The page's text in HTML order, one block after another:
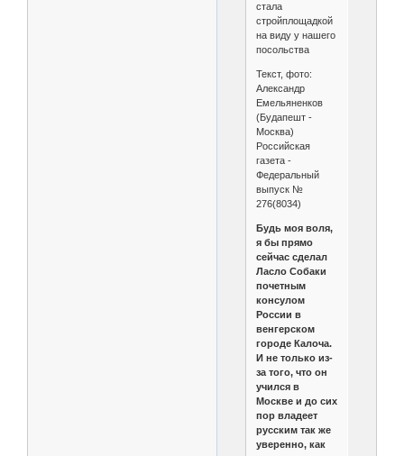
стала
стройплощадкой
на виду у нашего
посольства
Текст, фото:
Александр
Емельяненков
(Будапешт -
Москва)
Российская
газета -
Федеральный
выпуск №
276(8034)
Будь моя воля,
я бы прямо
сейчас сделал
Ласло Собаки
почетным
консулом
России в
венгерском
городе Калоча.
И не только из-
за того, что он
учился в
Москве и до сих
пор владеет
русским так же
уверенно, как